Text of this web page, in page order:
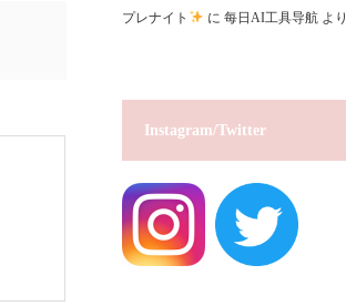
プレナイト に 每日AI工具导航より
Instagram/Twitter